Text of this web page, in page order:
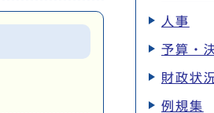
人事
予算・
財政状
例規集